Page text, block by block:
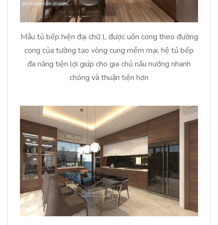
Mẫu tủ bếp hiện đại chữ L được uốn cong theo đường
cong của tường tạo vòng cung mềm mại, hệ tủ bếp
đa năng tiện lợi giúp cho gia chủ nấu nướng nhanh
chóng và thuận tiện hơn